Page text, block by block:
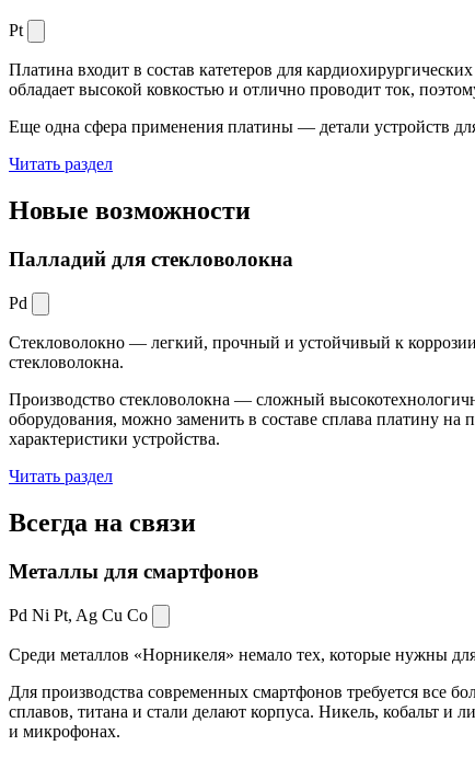
Pt
Платина входит в состав катетеров для
обладает высокой ковкостью и отлично проводит ток,
Еще одна сфера применения платины — детали устройств
Читать раздел
Новые возможности
Палладий для стекловолокна
Pd
Стекловолокно — легкий, прочный и устойчивый к коррозии
стекловолокна.
Производство стекловолокна — сложный
оборудования, можно заменить в составе сплава платину на
характеристики устройства.
Читать раздел
Всегда на связи
Металлы для смартфонов
Pd Ni Pt, Ag Cu Co
Среди металлов «Норникеля» немало тех, которые нужны
Для производства современных смартфонов требуется все
сплавов, титана и стали делают корпуса. Никель, кобальт
и микрофонах.